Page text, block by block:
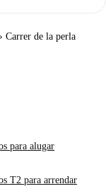
› Carrer de la perla
para alugar
T2 para arrendar